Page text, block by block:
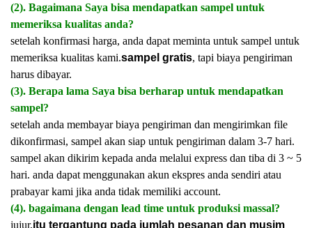
(2). Bagaimana Saya bisa mendapatkan sampel untuk
memeriksa kualitas anda?
setelah konfirmasi harga, anda dapat meminta untuk sampel untuk
memeriksa kualitas kami.sampel gratis, tapi biaya pengiriman
harus dibayar.
(3). Berapa lama Saya bisa berharap untuk mendapatkan
sampel?
setelah anda membayar biaya pengiriman dan mengirimkan file
dikonfirmasi, sampel akan siap untuk pengiriman dalam 3-7 hari.
sampel akan dikirim kepada anda melalui express dan tiba di 3 ~ 5
hari. anda dapat menggunakan akun ekspres anda sendiri atau
prabayar kami jika anda tidak memiliki account.
(4). bagaimana dengan lead time untuk produksi massal?
jujur,itu tergantung pada jumlah pesanan dan musim